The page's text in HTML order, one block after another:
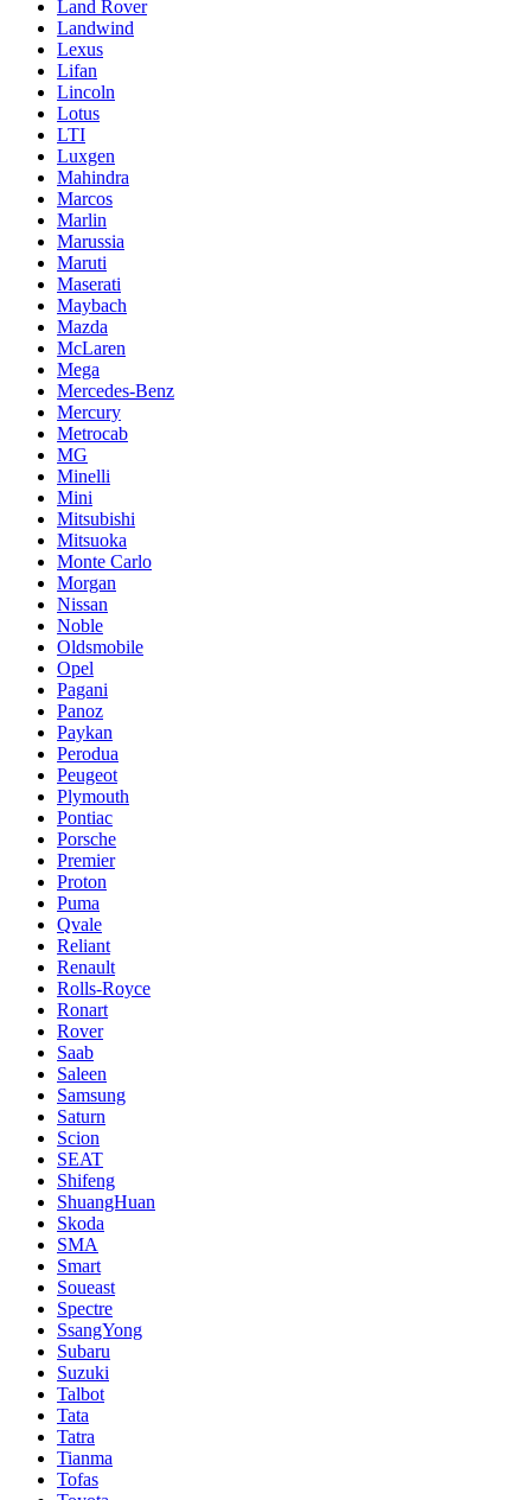
Land Rover
Landwind
Lexus
Lifan
Lincoln
Lotus
LTI
Luxgen
Mahindra
Marcos
Marlin
Marussia
Maruti
Maserati
Maybach
Mazda
McLaren
Mega
Mercedes-Benz
Mercury
Metrocab
MG
Minelli
Mini
Mitsubishi
Mitsuoka
Monte Carlo
Morgan
Nissan
Noble
Oldsmobile
Opel
Pagani
Panoz
Paykan
Perodua
Peugeot
Plymouth
Pontiac
Porsche
Premier
Proton
Puma
Qvale
Reliant
Renault
Rolls-Royce
Ronart
Rover
Saab
Saleen
Samsung
Saturn
Scion
SEAT
Shifeng
ShuangHuan
Skoda
SMA
Smart
Soueast
Spectre
SsangYong
Subaru
Suzuki
Talbot
Tata
Tatra
Tianma
Tofas